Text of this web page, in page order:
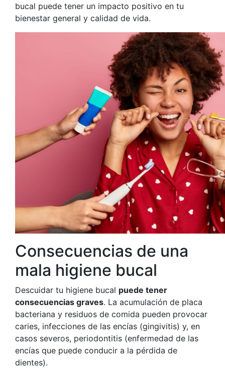
bucal puede tener un impacto positivo en tu
bienestar general y calidad de vida.
Consecuencias de una
mala higiene bucal
Descuidar tu higiene bucal puede tener
consecuencias graves. La acumulación de placa
bacteriana y residuos de comida pueden provocar
caries, infecciones de las encías (gingivitis) y, en
casos severos, periodontitis (enfermedad de las
encías que puede conducir a la pérdida de
dientes).